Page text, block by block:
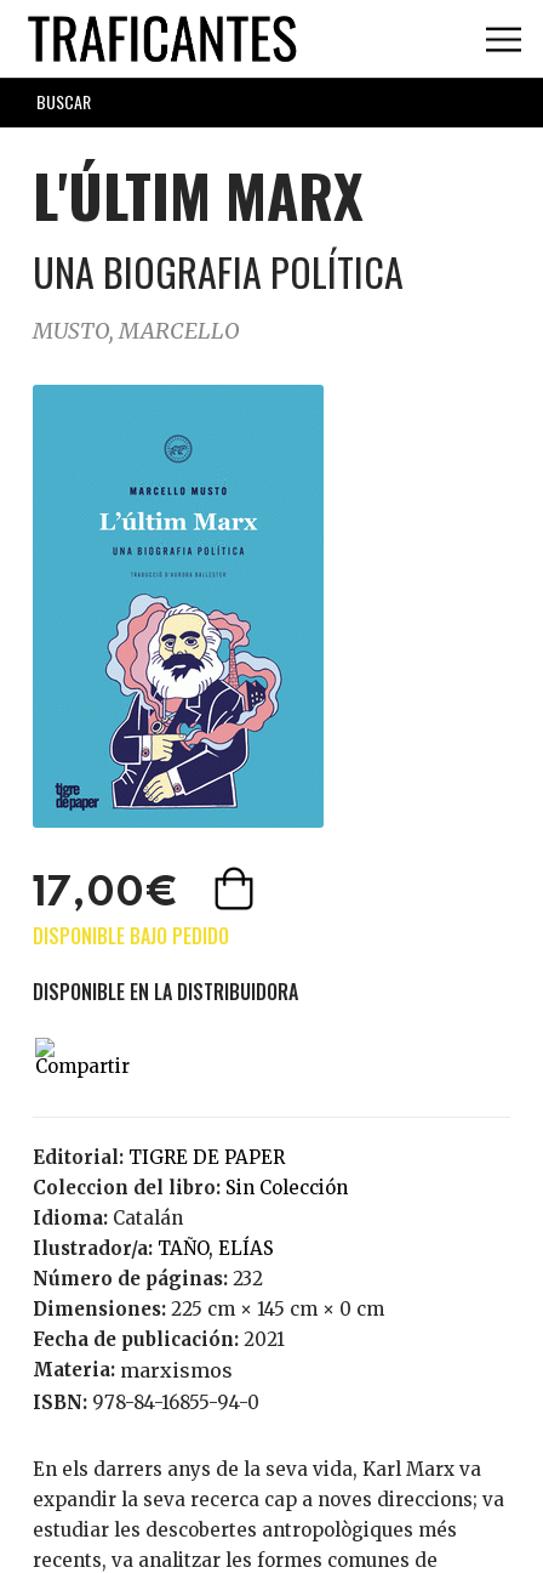
Skip
main
content
SEARCH
FORM
L'ÚLTIM MARX
UNA BIOGRAFIA POLÍTICA
MUSTO, MARCELLO
17,00€
Editorial:
TIGRE DE PAPER
Coleccion del libro:
Sin Colección
Idioma:
Catalán
Ilustrador/a:
TAÑO, ELÍAS
Número de páginas:
232
Dimensiones: 225 cm × 145 cm × 0 cm
Fecha de publicación:
2021
Materia: marxismos
ISBN: 978-84-16855-94-0
En els darrers anys de la seva vida, Karl Marx va
expandir la seva recerca cap a noves direccions; va
estudiar les descobertes antropològiques més
recents, va analitzar les formes comunes de